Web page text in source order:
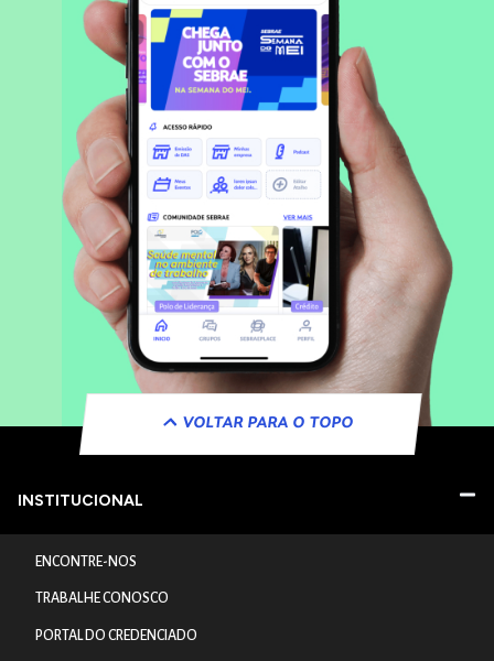
VOLTAR PARA O TOPO
INSTITUCIONAL
ENCONTRE-NOS
TRABALHE CONOSCO
PORTAL DO CREDENCIADO